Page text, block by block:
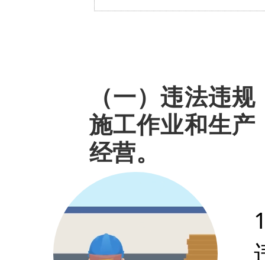
（一）违法违规
施工作业和生产
经营。